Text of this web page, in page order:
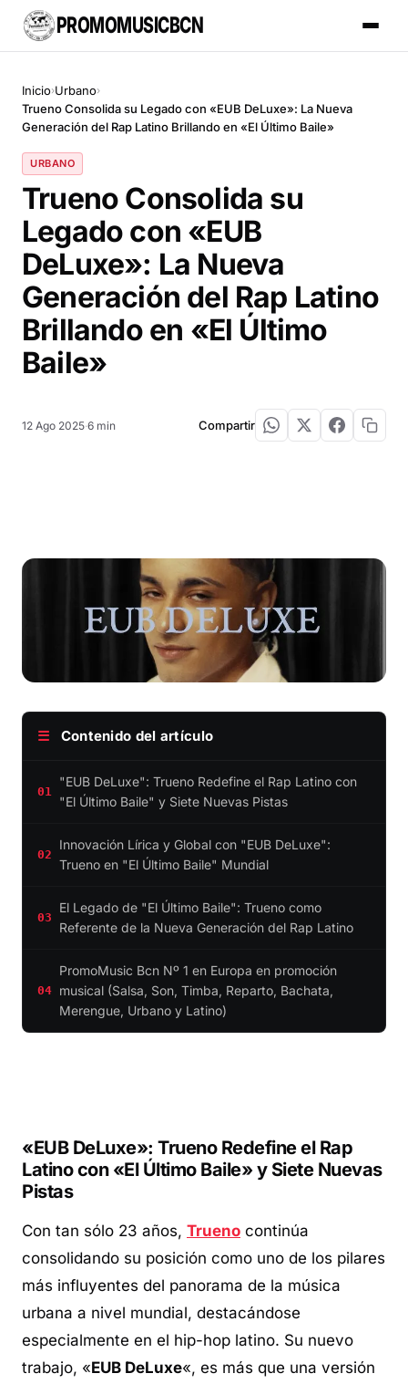
PROMOMUSICBCN
Inicio›Urbano›
Trueno Consolida su Legado con «EUB DeLuxe»: La Nueva
Generación del Rap Latino Brillando en «El Último Baile»
URBANO
Trueno Consolida su
Legado con «EUB
DeLuxe»: La Nueva
Generación del Rap Latino
Brillando en «El Último
Baile»
12 Ago 2025·6 min Compartir
☰ Contenido del artículo
01
"EUB DeLuxe": Trueno Redefine el Rap Latino con
"El Último Baile" y Siete Nuevas Pistas
02
Innovación Lírica y Global con "EUB DeLuxe":
Trueno en "El Último Baile" Mundial
03
El Legado de "El Último Baile": Trueno como
Referente de la Nueva Generación del Rap Latino
04
PromoMusic Bcn Nº 1 en Europa en promoción
musical (Salsa, Son, Timba, Reparto, Bachata,
Merengue, Urbano y Latino)
«EUB DeLuxe»: Trueno Redefine el Rap
Latino con «El Último Baile» y Siete Nuevas
Pistas
Con tan sólo 23 años, Trueno continúa
consolidando su posición como uno de los pilares
más influyentes del panorama de la música
urbana a nivel mundial, destacándose
especialmente en el hip-hop latino. Su nuevo
trabajo, «EUB DeLuxe«, es más que una versión